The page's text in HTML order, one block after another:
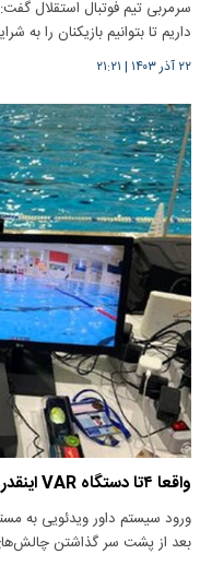
سرمربی تیم فوتبال استقلال
داریم تا بتوانیم بازیکنان را به
۲۲ آذر ۱۴۰۳ | ۲۱:۲۱
واقعا ۴تا دستگاه VAR اینقدر شادی و پایکوبی دارد؟
ورود سیستم داور ویدئویی به
بعد از پشت سر گذاشتن